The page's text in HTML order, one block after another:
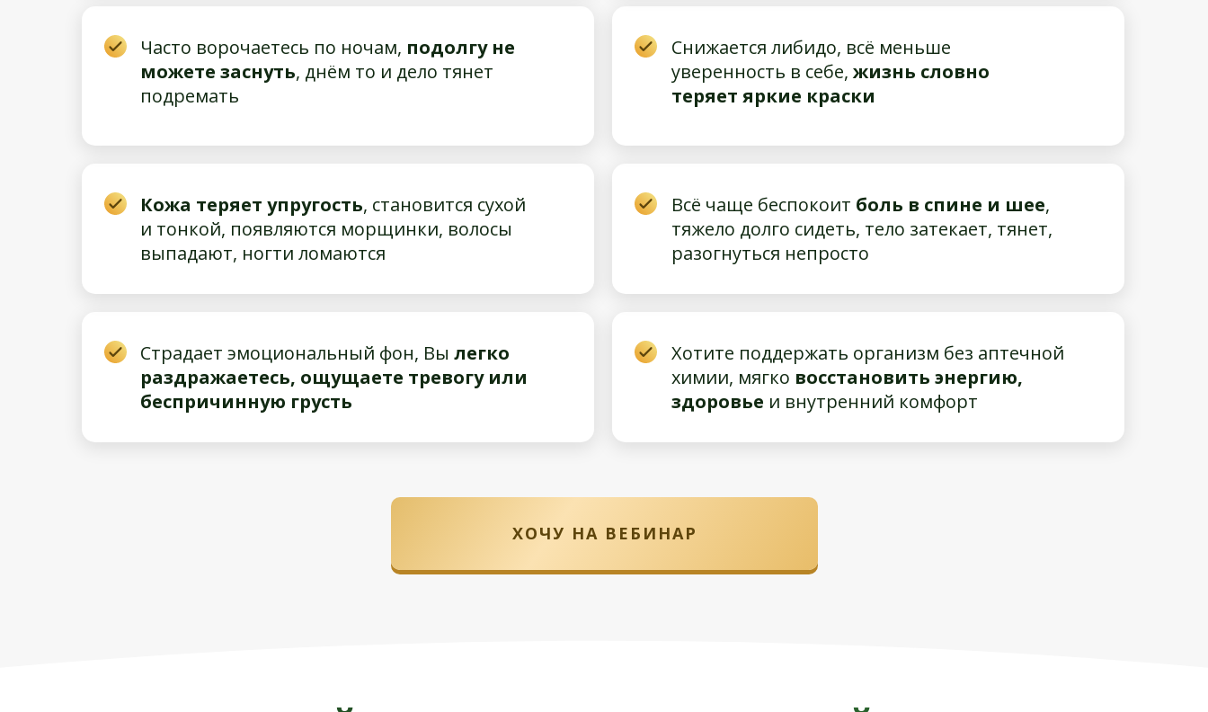
Часто ворочаетесь по ночам, подолгу не
можете заснуть, днём то и дело тянет
подремать
Снижается либидо, всё меньше
уверенность в себе, жизнь словно
теряет яркие краски
ХОЧУ НА ВЕБИНАР
Кожа теряет упругость, становится сухой
и тонкой, появляются морщинки, волосы
выпадают, ногти ломаются
Страдает эмоциональный фон, Вы легко
раздражаетесь, ощущаете тревогу или
беспричинную грусть
Всё чаще беспокоит боль в спине и шее,
тяжело долго сидеть, тело затекает, тянет,
разогнуться непросто
Хотите поддержать организм без аптечной
химии, мягко восстановить энергию,
здоровье и внутренний комфорт